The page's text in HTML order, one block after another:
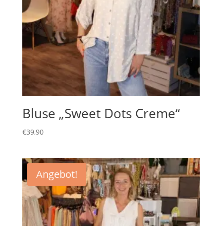
Bluse „Sweet Dots Creme“
€39,90
Angebot!